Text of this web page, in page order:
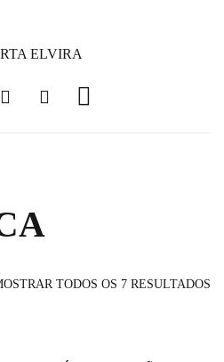
TODOS OS 7 RESULTADOS